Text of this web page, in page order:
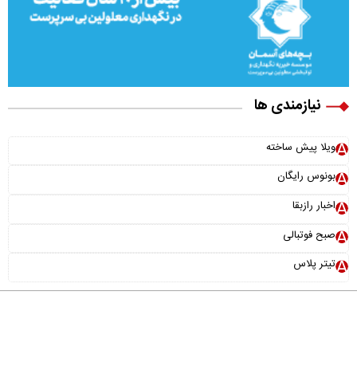
نیازمندی ها
ویلا پیش ساخته
بونوس رایگان
اخبار رازبقا
صبح فوتبالی
تیتر پلاس